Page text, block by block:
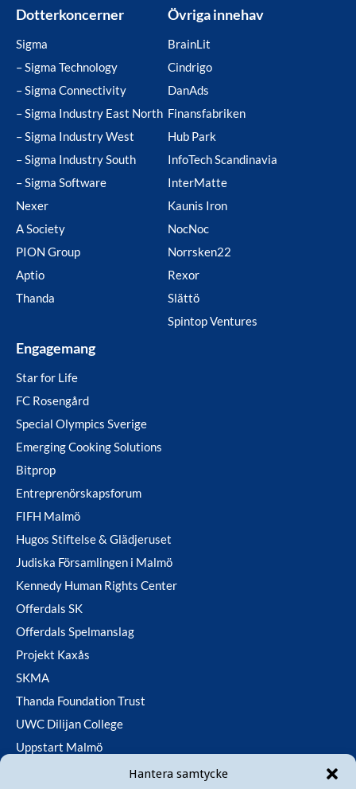
Hantera samtycke
Dotterkoncerner
Sigma
– Sigma Technology
– Sigma Connectivity
– Sigma Industry East North
– Sigma Industry West
– Sigma Industry South
– Sigma Software
Nexer
A Society
PION Group
Aptio
Thanda
Övriga innehav
BrainLit
Cindrigo
DanAds
Finansfabriken
Hub Park
InfoTech Scandinavia
InterMatte
Kaunis Iron
NocNoc
Norrsken22
Rexor
Slättö
Spintop Ventures
Engagemang
Star for Life
FC Rosengård
Special Olympics Sverige
Emerging Cooking Solutions
Bitprop
Entreprenörskapsforum
FIFH Malmö
Hugos Stiftelse & Glädjeruset
Judiska Församlingen i Malmö
Kennedy Human Rights Center
Offerdals SK
Offerdals Spelmanslag
Projekt Kaxås
SKMA
Thanda Foundation Trust
UWC Dilijan College
Uppstart Malmö